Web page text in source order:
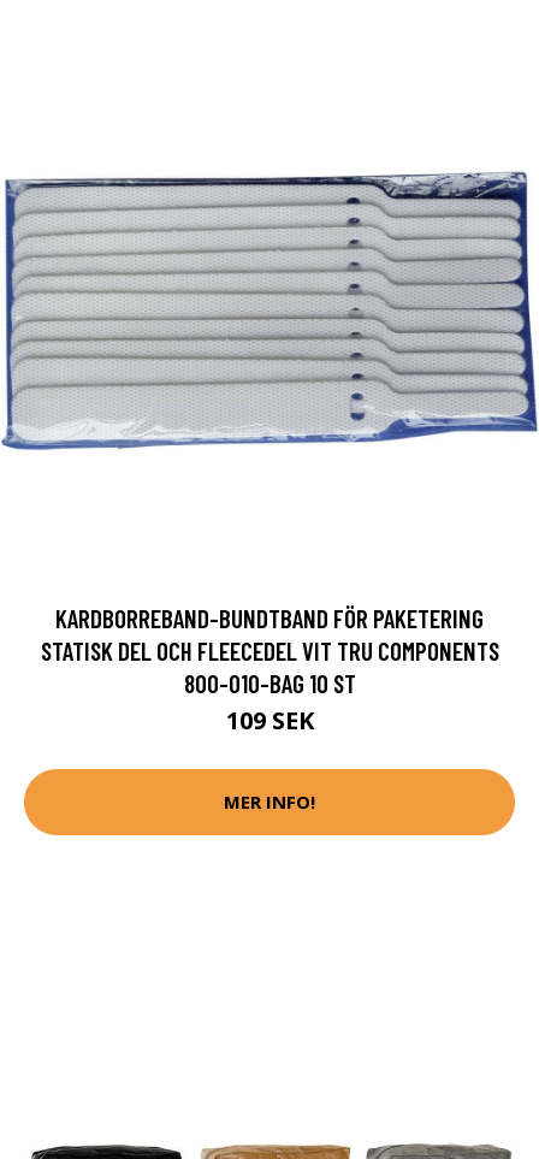
KARDBORREBAND-BUNDTBAND FÖR PAKETERING
STATISK DEL OCH FLEECEDEL VIT TRU COMPONENTS
800-010-BAG 10 ST
109 SEK
MER INFO!